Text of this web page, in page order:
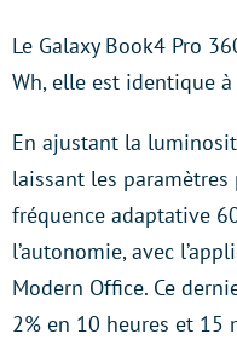
Le Galaxy Book4 Pro
Wh, elle est identique à
En ajustant la
laissant les
fréquence adaptative
l’autonomie, avec
Modern Office. Ce
2% en 10 heures et 15